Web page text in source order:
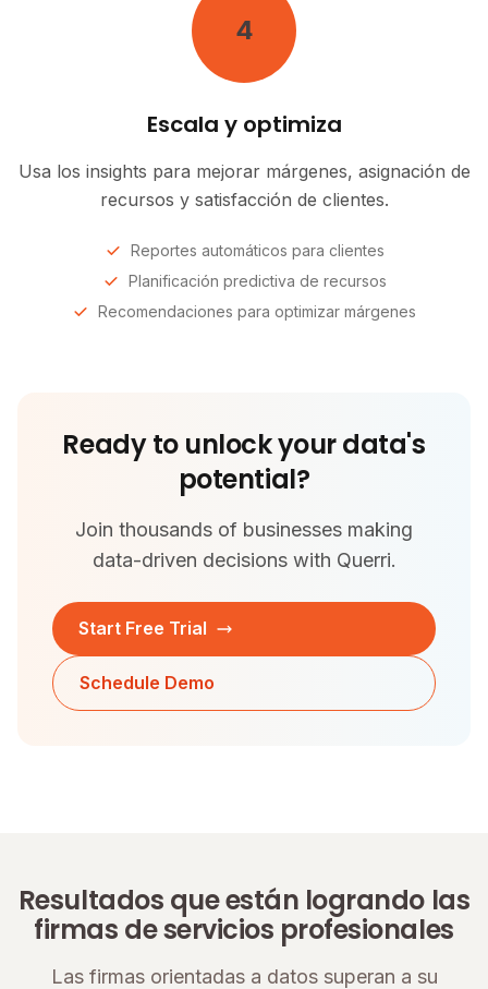
4
Escala y optimiza
Usa los insights para mejorar márgenes, asignación de
recursos y satisfacción de clientes.
Reportes automáticos para clientes
Planificación predictiva de recursos
Recomendaciones para optimizar márgenes
Ready to unlock your data's
potential?
Join thousands of businesses making
data-driven decisions with Querri.
Start Free Trial
Schedule Demo
Resultados que están logrando las
firmas de servicios profesionales
Las firmas orientadas a datos superan a su